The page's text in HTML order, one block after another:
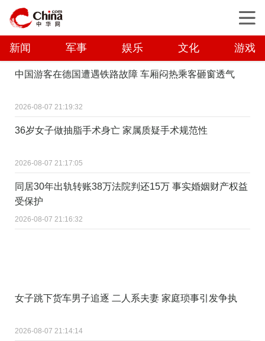
新闻 军事 娱乐 文化 游戏
中国游客在德国遭遇铁路故障 车厢闷热乘客砸窗透气
2026-08-07 21:19:32
36岁女子做抽脂手术身亡 家属质疑手术规范性
2026-08-07 21:17:05
同居30年出轨转账38万法院判还15万 事实婚姻财产权益
受保护
2026-08-07 21:16:32
女子跳下货车男子追逐 二人系夫妻 家庭琐事引发争执
2026-08-07 21:14:14